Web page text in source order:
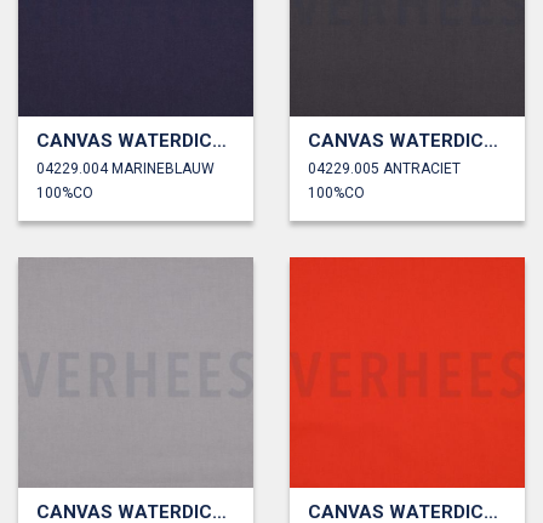
CANVAS WATERDICHT
04229.004 MARINEBLAUW
100%CO
CANVAS WATERDICHT
04229.005 ANTRACIET
100%CO
CANVAS WATERDICHT CANVAS WATERDICHT